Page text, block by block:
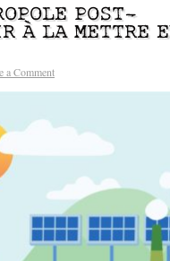
POST-
À LA METTRE
a Comment